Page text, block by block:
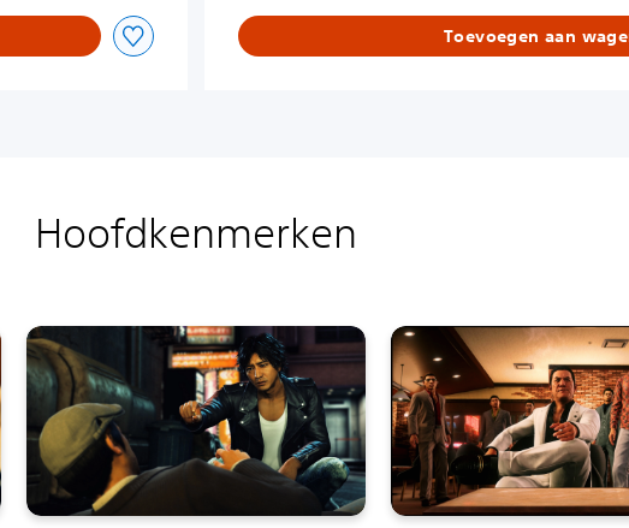
Toevoegen aan
Hoofdkenmerken